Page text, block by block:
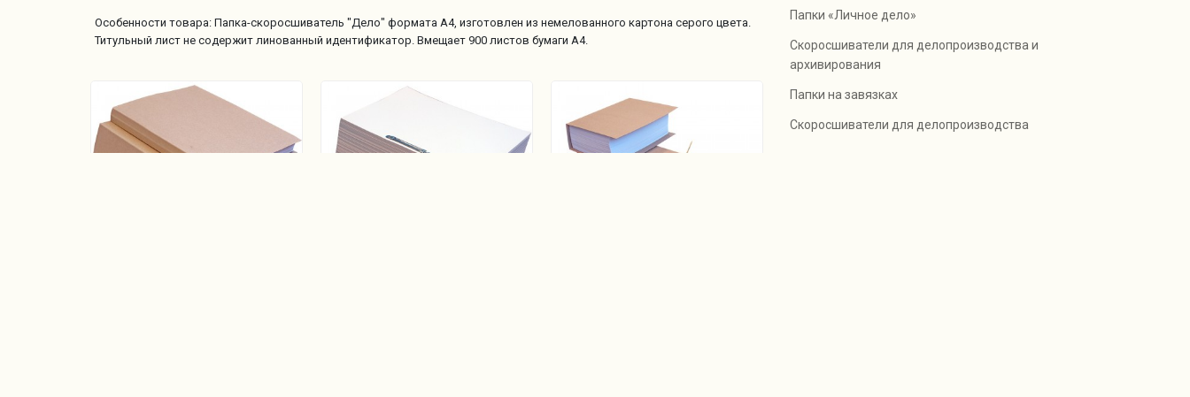
Особенности товара: Папка-скоросшиватель "Дело" формата А4, изготовлен из немелованного картона серого цвета.
Титульный лист не содержит линованный идентификатор. Вмещает 900 листов бумаги А4.
Папки «Личное дело»
Скоросшиватели для делопроизводства и
архивирования
Папки на завязках
Скоросшиватели для делопроизводства